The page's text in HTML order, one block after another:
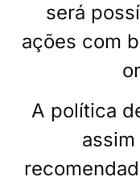
será
ações com
A política